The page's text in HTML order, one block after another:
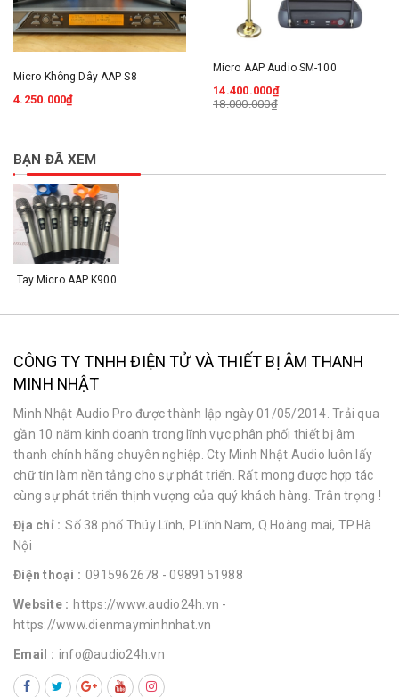
Micro Không Dây AAP S8
4.250.000₫
Micro AAP Audio SM-100
14.400.000₫
18.000.000₫
BẠN ĐÃ XEM
Tay Micro AAP K900
CÔNG TY TNHH ĐIỆN TỬ VÀ THIẾT BỊ ÂM THANH
MINH NHẬT
Minh Nhật Audio Pro được thành lập ngày 01/05/2014. Trải qua
gần 10 năm kinh doanh trong lĩnh vực phân phối thiết bị âm
thanh chính hãng chuyên nghiệp. Cty Minh Nhật Audio luôn lấy
chữ tín làm nền tảng cho sự phát triển. Rất mong được hợp tác
cùng sự phát triển thịnh vượng của quý khách hàng. Trân trọng !
Địa chỉ : Số 38 phố Thúy Lĩnh, P.Lĩnh Nam, Q.Hoàng mai, TP.Hà
Nội
Điện thoại : 0915962678 - 0989151988
Website : https://www.audio24h.vn -
https://www.dienmayminhnhat.vn
Email : info@audio24h.vn